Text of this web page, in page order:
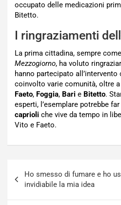
occupato delle medicazioni
Bitetto.
I ringraziamenti
La prima cittadina, sempre
Mezzogiorno, ha voluto
hanno partecipato
coinvolto varie comunità, oltre
Faeto, Foggia, Bari e Bitetto.
esperti, l’esemplare potrebbe
caprioli che vive da tempo in
Vito e Faeto.
articoli
Ho smesso di fumare e ho
invidiabile la mia idea